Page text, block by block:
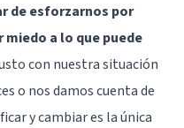
de esforzarnos por
a lo que puede
con nuestra situación
o nos damos cuenta de
y cambiar es la única